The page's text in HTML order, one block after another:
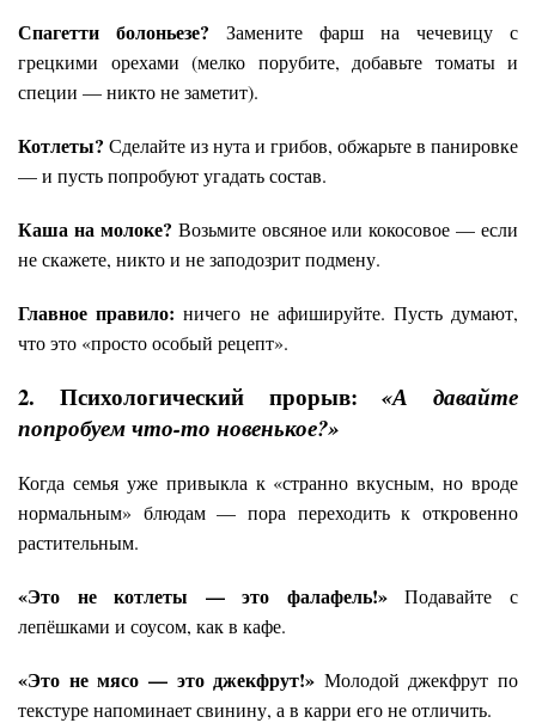
Спагетти болоньезе? Замените фарш на чечевицу с
грецкими орехами (мелко порубите, добавьте томаты и
специи — никто не заметит).
Котлеты? Сделайте из нута и грибов, обжарьте в панировке
— и пусть попробуют угадать состав.
Каша на молоке? Возьмите овсяное или кокосовое — если
не скажете, никто и не заподозрит подмену.
Главное правило: ничего не афишируйте. Пусть думают,
что это «просто особый рецепт».
2. Психологический прорыв:«А давайте
попробуем что-то новенькое?»
Когда семья уже привыкла к «странно вкусным, но вроде
нормальным» блюдам — пора переходить к откровенно
растительным.
«Это не котлеты — это фалафель!»Подавайте с
лепёшками и соусом, как в кафе.
«Это не мясо — это джекфрут!» Молодой джекфрут по
текстуре напоминает свинину, а в карри его не отличить.